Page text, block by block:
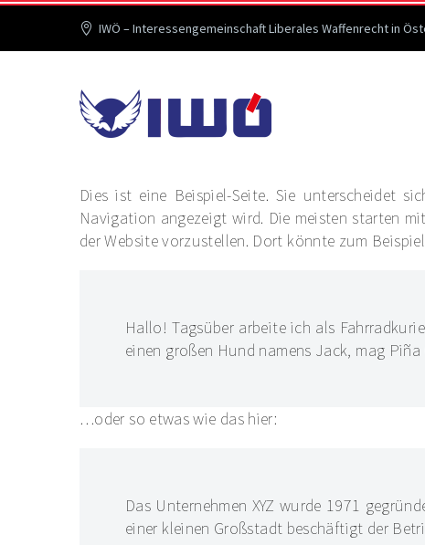
IWÖ – Interessengemeinschaft Liberales Waffenrecht in
Dies ist eine Beispiel-Seite. Sie unterscheidet
Navigation angezeigt wird. Die meisten starten
der Website vorzustellen. Dort könnte zum
Hallo! Tagsüber arbeite ich als
einen großen Hund namens Jack, mag
…oder so etwas wie das hier:
Das Unternehmen XYZ wurde 1971
einer kleinen Großstadt beschäftigt der